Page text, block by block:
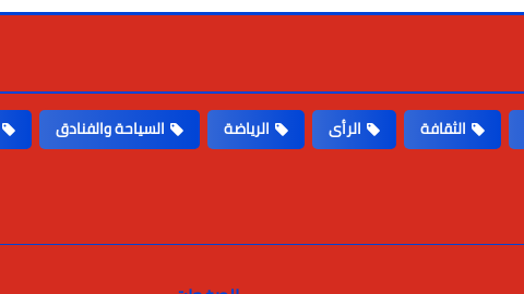
الثقافة الرأى الرياضة السياحة والفنادق